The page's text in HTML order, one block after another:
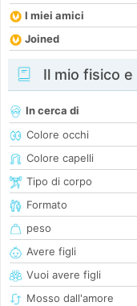
I miei amici
Joined
Il mio fisico e
In cerca di
Colore occhi
Colore capelli
Tipo di corpo
Formato
peso
Avere figli
Vuoi avere figli
Mosso dall'amore